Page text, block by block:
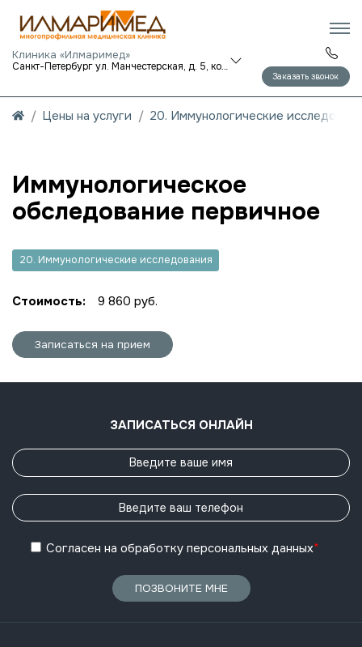
Клиника «Илмаримед»
Санкт-Петербург ул. Манчестерская, д. 5, корп. 1
Заказать звонок
Цены на услуги 20. Иммунологические
Иммунологическое
обследование первичное
20. Иммунологические исследования
Стоимость: 9 860 руб.
Записаться на прием
ЗАПИСАТЬСЯ ОНЛАЙН
Согласен на обработку персональных данных*
ПОЗВОНИТЕ МНЕ